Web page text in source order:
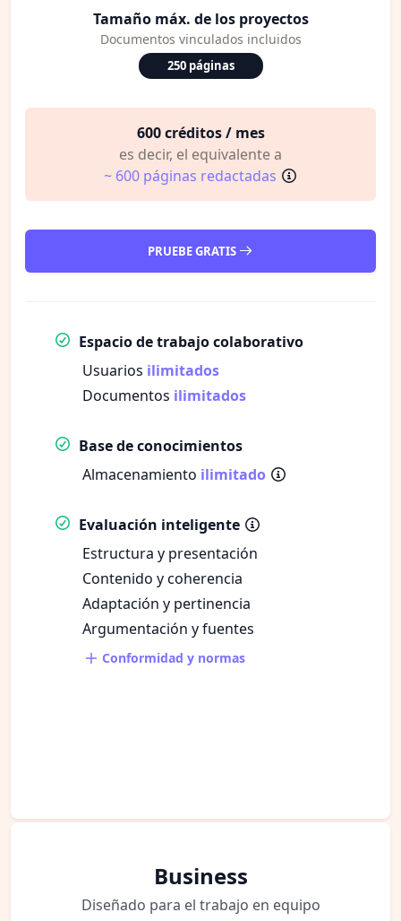
Tamaño máx. de los proyectos
Documentos vinculados incluidos
250 páginas
600 créditos / mes
es decir, el equivalente a
~ 600 páginas redactadas
PRUEBE GRATIS
Espacio de trabajo colaborativo
Usuarios ilimitados
Documentos ilimitados
Base de conocimientos
Almacenamiento ilimitado
Evaluación inteligente
Estructura y presentación
Contenido y coherencia
Adaptación y pertinencia
Argumentación y fuentes
Conformidad y normas
Business
Diseñado para el trabajo en equipo